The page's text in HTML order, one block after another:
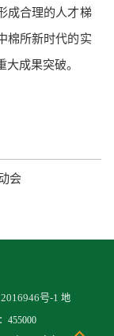
成合理的人才梯
棉所新时代的实
成果突破。
会
号-1 地
455000